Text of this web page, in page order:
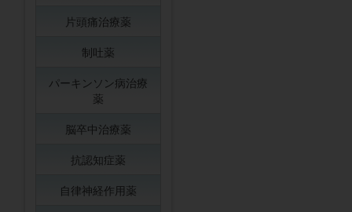
片頭痛治療薬
制吐薬
パーキンソン病治療
薬
脳卒中治療薬
抗認知症薬
自律神経作用薬